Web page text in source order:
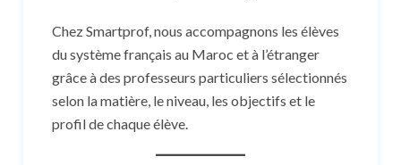
Chez Smartprof, nous accompagnons les élèves
du système français au Maroc et à l’étranger
grâce à des professeurs particuliers sélectionnés
selon la matière, le niveau, les objectifs et le
profil de chaque élève.